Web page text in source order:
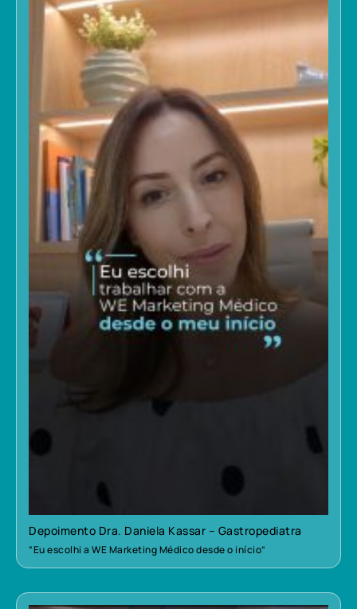
Depoimento Dra. Daniela Kassar – Gastropediatra
“Eu escolhi a WE Marketing Médico desde o início”